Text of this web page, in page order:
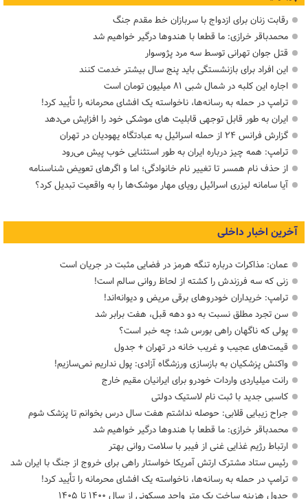
رقابت زنان برای ازدواج با سربازان خط مقدم جنگ
محمدباقر خرازی: ما قطعا با هندوها درگیر خواهیم شد
قتل جوان تهرانی توسط سه مرد پژوسوار
این افراد برای بازنشستگی باید پنج سال بیشتر خدمت کنند
اجاره این کلبه در شمال شبی ۸۱ میلیون تومان است
ترامپ در حمله‌ به رسانه‌ها، ناخواسته یک افشای محرمانه را تأیید کرد!
ایران به طور قابل توجهی قابلیت های موشکی خود را افزایش می‌دهد
گزارش فرانس ۲۴ از حمله اسرائیل به عبادتگاه یهودیان در تهران
ترامپ: همه چیز درباره ایران به طور استثنایی خوب پیش می‌رود
از حذف نام همسر تا تغییر نام خانوادگی؛ اما و اگرهای تعویض شناسنامه
آیا سامانه لیزری اسرائیل رویای مهار موشک‌ها را به واقعیت تبدیل کرد؟
آخرین اخبار داخلی
عمان: مذاکرات درباره تنگه هرمز در فضایی مثبت در جریان است
زنی که سه فرزندش را کشته از لحاظ روانی سالم است!
ترامپ: خریداران خودروهای برقی مریض و دیوانه‌اند!
سن تجرد مطلق نسبت به دو دهه قبل، هفت برابر شد
پولی که ناگهان راهی بورس شد؛ چه خبر است؟
قیمت‌های عجیب و غریب خانه در تهران + جدول
واکنش پزشکیان به بازسازی ورزشگاه آزادی: پول نداریم نمی‌سازیم!
رانت میلیاردی واردات خودرو برای ایرانیان مقیم خارج
کاسبی جدید با ثبت نام لاستیک دولتی
جراح زیبایی قلابی: حوصله نداشتم هفت سال درس بخوانم تا پزشک شوم
محمدباقر خرازی: ما قطعا با هندوها درگیر خواهیم شد
ارتباط رژیم غذایی غنی از فیبر با سلامت روانی بهتر
رئیس ستاد مشترک ارتش آمریکا خواستار راهی برای خروج از جنگ با ایران شد
ترامپ در حمله‌ به رسانه‌ها، ناخواسته یک افشای محرمانه را تأیید کرد!